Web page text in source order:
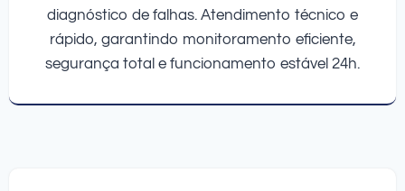
diagnóstico de falhas. Atendimento técnico e
rápido, garantindo monitoramento eficiente,
segurança total e funcionamento estável 24h.